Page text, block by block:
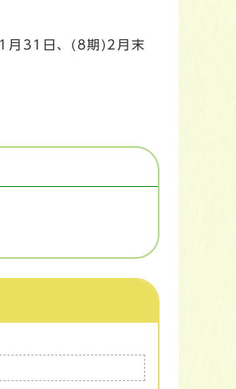
31日、(8期)2月末